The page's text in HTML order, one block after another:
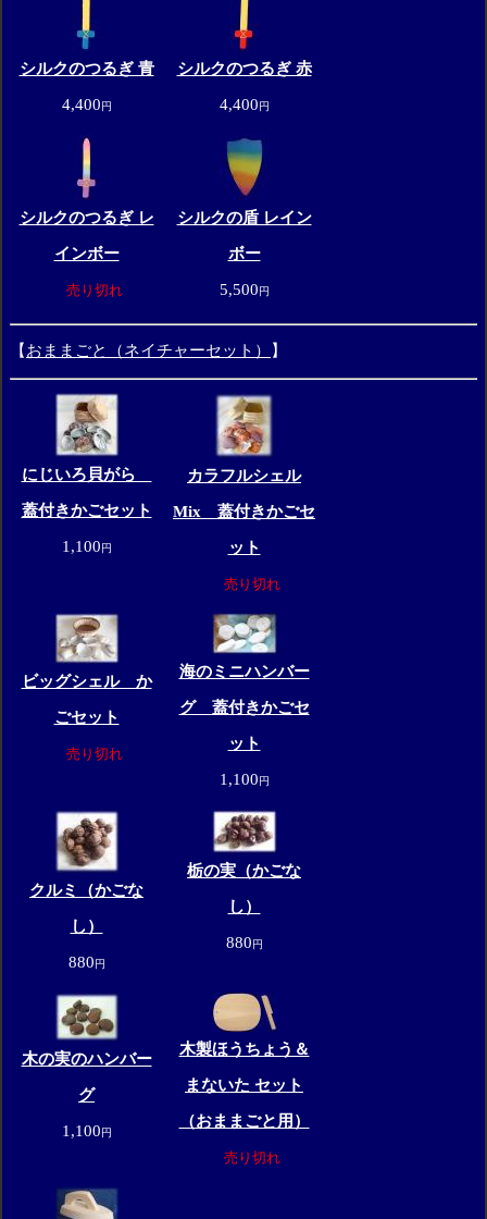
シルクのつるぎ 青
4,400円
シルクのつるぎ 赤
4,400円
シルクのつるぎ レ
インボー
売り切れ
シルクの盾 レイン
ボー
5,500円
【 おままごと（ネイチャーセット） 】
にじいろ貝がら
蓋付きかごセット
1,100円
カラフルシェル
Mix 蓋付きかごセ
ット
売り切れ
ビッグシェル か
ごセット
売り切れ
海のミニハンバー
グ 蓋付きかごセ
ット
1,100円
クルミ（かごな
し）
880円
栃の実（かごな
し）
880円
木の実のハンバー
グ
1,100円
木製ほうちょう＆
まないた セット
（おままごと用）
売り切れ